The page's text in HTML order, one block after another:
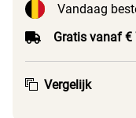
Vandaag
Gratis vanaf €
Vergelijk